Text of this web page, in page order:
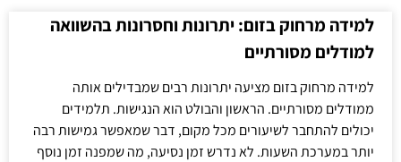
למידה מרחוק בזום: יתרונות וחסרונות בהשוואה
למודלים מסורתיים
למידה מרחוק בזום מציעה יתרונות רבים שמבדילים אותה
ממודלים מסורתיים. הראשון והבולט הוא הנגישות. תלמידים
יכולים להתחבר לשיעורים מכל מקום, דבר שמאפשר גמישות רבה
יותר במערכת השעות. לא נדרש זמן נסיעה, מה שמפנה זמן נוסף